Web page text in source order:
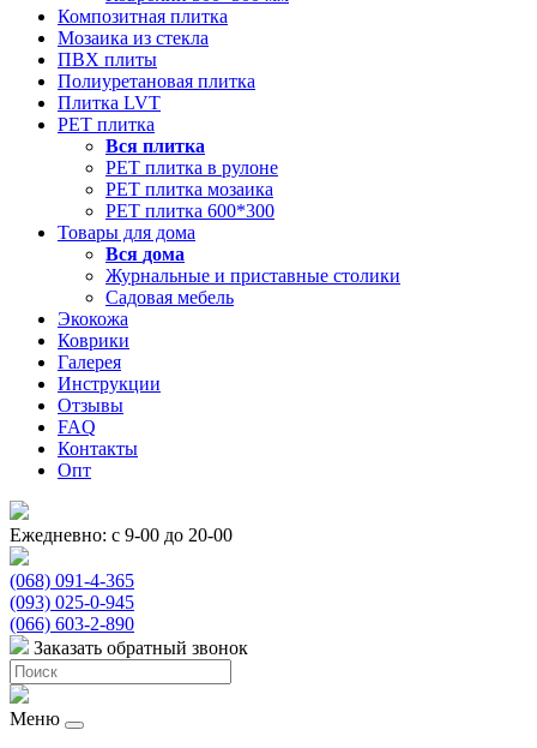
Композитная плитка
Мозаика из стекла
ПВХ плиты
Полиуретановая плитка
Плитка LVT
РЕТ плитка
Вся плитка
РЕТ плитка в рулоне
РЕТ плитка мозаика
РЕТ плитка 600*300
Товары для дома
Вся дома
Журнальные и приставные столики
Садовая мебель
Экокожа
Коврики
Галерея
Инструкции
Отзывы
FAQ
Контакты
Опт
Ежедневно: с 9-00 до 20-00
(068) 091-4-365
(093) 025-0-945
(066) 603-2-890
Заказать обратный звонок
Меню